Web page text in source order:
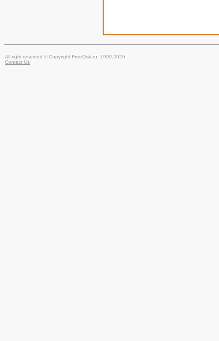
All right reserved © Copyright FreeDisk.ru, 1999-2026
Contact Us